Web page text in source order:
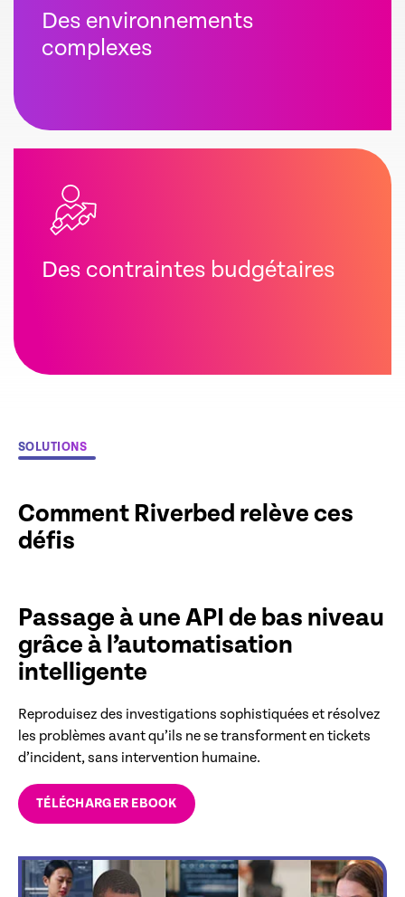
Des environnements
complexes
Des contraintes budgétaires
SOLUTIONS
Comment Riverbed relève ces
défis
Passage à une API de bas niveau
grâce à l’automatisation
intelligente
Reproduisez des investigations sophistiquées et résolvez
les problèmes avant qu’ils ne se transforment en tickets
d’incident, sans intervention humaine.
TÉLÉCHARGER EBOOK